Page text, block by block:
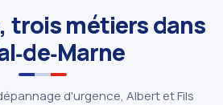
trois métiers dans
d'urgence, Albert et Fils